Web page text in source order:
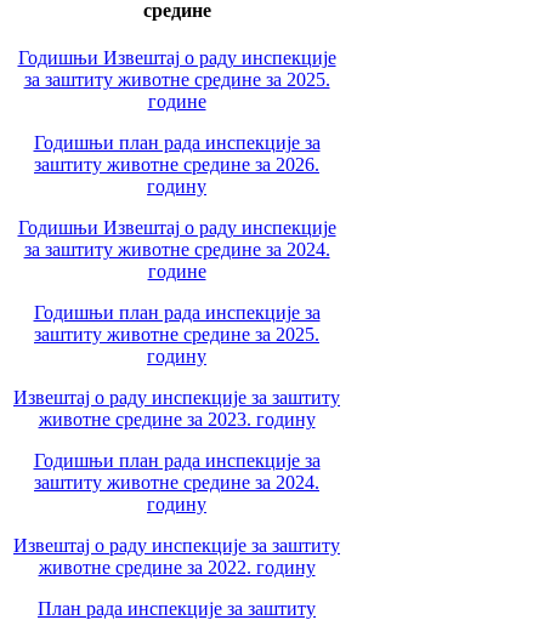
средине
Годишњи Извештај о раду инспекције
за заштиту животне средине за 2025.
године
Годишњи план рада инспекције за
заштиту животне средине за 2026.
годину
Годишњи Извештај о раду инспекције
за заштиту животне средине за 2024.
године
Годишњи план рада инспекције за
заштиту животне средине за 2025.
годину
Извештај о раду инспекције за заштиту
животне средине за 2023. годину
Годишњи план рада инспекције за
заштиту животне средине за 2024.
годину
Извештај о раду инспекције за заштиту
животне средине за 2022. годину
План рада инспекције за заштиту